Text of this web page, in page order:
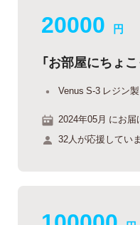
20000 円
「お部屋にちょ
Venus S-3 レジン
2024年05月 にお届
32人が応援していま